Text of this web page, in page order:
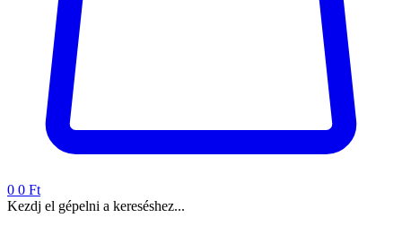
0 0 Ft
Kezdj el gépelni a kereséshez...